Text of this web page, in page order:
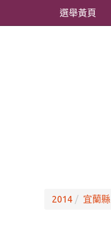
選舉黃頁
2014 宜蘭縣